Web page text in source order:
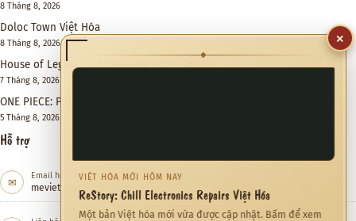
8 Tháng 8, 2026
Doloc Town Việt Hóa
8 Tháng 8, 2026
House of Legacy Việt Hóa – Hào Môn Thế Gia
7 Tháng 8, 2026
ONE PIECE: PIRATE WARRIORS 4 Việt Hóa
5 Tháng 8, 2026
Hỗ trợ
✉ Email hỗ trợ
meviethoa@gmail.com
×
◆
VIỆT HÓA MỚI HÔM NAY
ReStory: Chill Electronics Repairs Việt Hóa
Một bản Việt hóa mới vừa được cập nhật. Bấm để xem